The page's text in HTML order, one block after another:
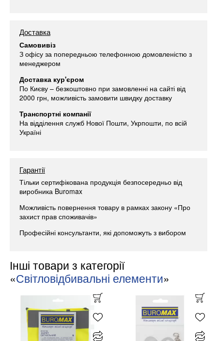
Доставка
Самовивіз
З офісу за попередньою телефонною домовленістю з
менеджером
Доставка кур'єром
По Києву – безкоштовно при замовленні на сайті від
2000 грн, можливість замовити швидку доставку
Транспортні компанії
На відділення служб Нової Пошти, Укрпошти, по всій
Україні
Гарантії
Тільки сертифікована продукція безпосередньо від
виробника Buromax
Можливість повернення товару в рамках закону «Про
захист прав споживачів»
Професійні консультанти, які допоможуть з вибором
Інші товари з категорії
«Світловідбивальні елементи»